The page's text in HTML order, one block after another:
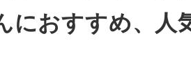
におすすめ、人